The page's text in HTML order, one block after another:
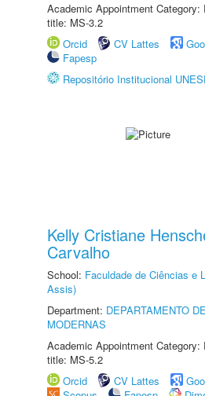
Academic Appointment Category:
title: MS-3.2
Orcid
CV Lattes
Fapesp
Repositório Institucional
Kelly Cristiane
Carvalho
School: Faculdade de Ciências e
Assis)
Department: DEPARTAMENTO
MODERNAS
Academic Appointment Category:
title: MS-5.2
Orcid
CV Lattes